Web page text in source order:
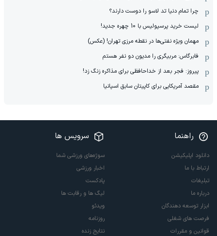
چرا تمام دنیا تد لاسو را دوست دارند؟
لیست خرید پرسپولیس با 10 چهره جدید!
مهمان‌ ویژه نفتی‌ها در نقطه مرزی تهران! (عکس)
فابرگاس: مربیگری را مدیون دو نفر هستم
پیروز: فجر بعد از خداحافظی برای مذاکره زنگ زد!
مقصد آمریکایی برای کاپیتان سابق اسپانیا
راهنما
دانلود اپلیکیشن
ارتباط با ما
تبلیغات
درباره ما
ابزار توسعه دهندگان
فرصت های شغلی
قوانین و مقررات
سرویس ها
سوژه‌های ورزشی شما
اخبار ورزشی
پادکست
لیگ ها و رقابت ها
ویدئو
روزنامه
نتایج زنده